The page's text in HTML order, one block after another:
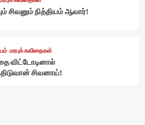
சிவனும் நித்தியம் ஆவார்!
மரபுக் கவிதைகள்
விட்டோடினால்
சிவனாய்!